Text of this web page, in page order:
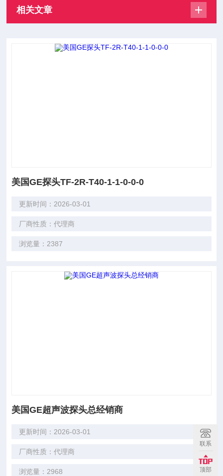
相关文章
美国GE探头TF-2R-T40-1-1-0-0-0
更新时间：2026-03-01
厂商性质：代理商
浏览量：2387
美国GE超声波探头总经销商
更新时间：2026-03-01
厂商性质：代理商
浏览量：2968
联系
顶部